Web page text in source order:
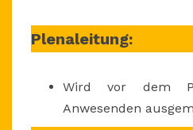
19
Plenaleitung:
Wird vor dem
Anwesenden